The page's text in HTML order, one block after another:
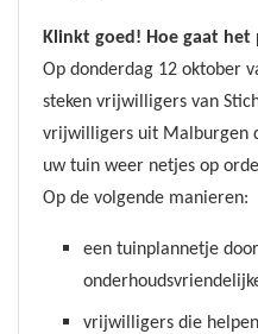
Klinkt goed! Hoe gaat het
Op donderdag 12 oktober
steken vrijwilligers van
vrijwilligers uit Malburgen
uw tuin weer netjes op
Op de volgende manieren:
een tuinplannetje
vrijwilligers die